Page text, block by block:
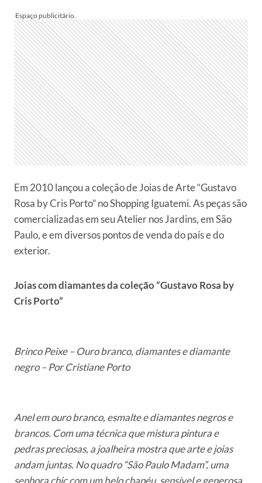
Em 2010 lançou a coleção de Joias de Arte “Gustavo
Rosa by Cris Porto” no Shopping Iguatemi. As peças são
comercializadas em seu Atelier nos Jardins, em São
Paulo, e em diversos pontos de venda do país e do
exterior.
Joias com diamantes da coleção “Gustavo Rosa by
Cris Porto”
Brinco Peixe – Ouro branco, diamantes e diamante
negro – Por Cristiane Porto
Anel em ouro branco, esmalte e diamantes negros e
brancos. Com uma técnica que mistura pintura e
pedras preciosas, a joalheira mostra que arte e joias
andam juntas. No quadro “São Paulo Madam”, uma